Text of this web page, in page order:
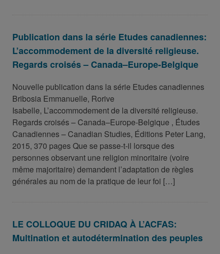
Publication dans la série Etudes canadiennes:
L’accommodement de la diversité religieuse.
Regards croisés – Canada–Europe-Belgique
Nouvelle publication dans la série Etudes canadiennes
Bribosia Emmanuelle, Rorive
Isabelle, L’accommodement de la diversité religieuse.
Regards croisés – Canada–Europe-Belgique , Études
Canadiennes – Canadian Studies, Éditions Peter Lang,
2015, 370 pages Que se passe-t-il lorsque des
personnes observant une religion minoritaire (voire
même majoritaire) demandent l’adaptation de règles
générales au nom de la pratique de leur foi […]
LE COLLOQUE DU CRIDAQ À L’ACFAS:
Multination et autodétermination des peuples